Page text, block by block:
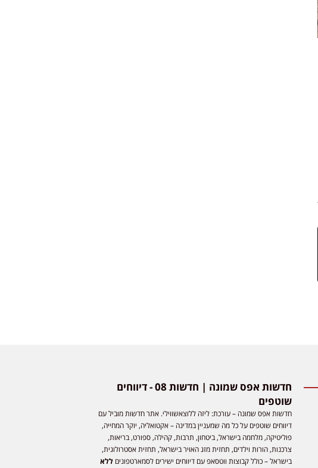
חדשות אפס שמונה | חדשות 08 - דיווחים
שוטפים
חדשות אפס שמונה – עורכת: ליזה ללוצאשווילי. אתר חדשות מוביל עם
דיווחים שוטפים על כל מה שמעניין במדינה – אקטואליה, יוקר המחייה,
פוליטיקה, מלחמה בישראל, ביטחון, תרבות, קהילה, ספורט, בריאות,
צרכנות, הורות וילדים, תחזית מזג האויר בישראל, תחזית אסטרולוגית,
בישראל – כולל קבוצות ווטסאפ עם דיווחים ישירים לסמארטפוניםללא